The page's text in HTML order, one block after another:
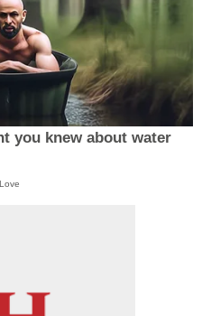
you knew about water